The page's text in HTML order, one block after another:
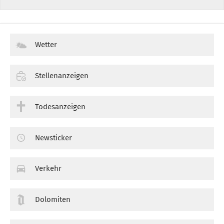
Wetter
Stellenanzeigen
Todesanzeigen
Newsticker
Verkehr
Dolomiten